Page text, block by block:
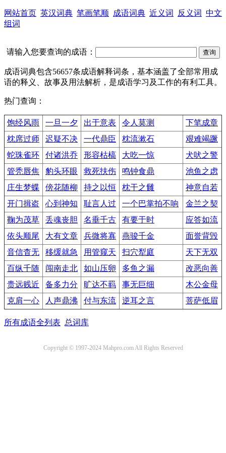
网站首页 英汉词典 笔画笔顺 成语词典 近义词 反义词 中文
组词
请输入您要查询的成语：
成语词典包含56657条成语解释词条，基本涵盖了全部常用成
语的释义、故事及用法解析，是成语学习及工作的有利工具。
热门查询：
饱经风雨 一旦一夕 出于意表 令人莫测
下笔成章
枕席过师
迟疑不决 一代鼎臣 枕流漱石
艰难竭蹶
蛇珠雀环
付诸洪乔 形容枯槁 大吃一惊
犬吠之警
管秃唇焦
豹头环眼 救死扶伤 鸣钟食鼎
池鱼之虑
庄生梦蝶
傍花随柳 持之以恒 枕干之雠
神意自若
开门揖盗
心到神知 耻言人过 一个巴掌拍不响
金兰之契
鞠为茂草
丢魂丧胆 名垂千古 有要于时
应答如流
依头顺尾
大有文章 兵微将寡 燕骏千金
面誉背毁
音信杳无
移缓就急 用管窥天 扫穴犁庭
天下无双
百纵千随
闯南走北 如山压卵 多鱼之漏
改恶向善
贵远贱近
备多力分 旷达不羁 事无巨细
木公金母
克肩一心
人声鼎沸 付与东流 逆耳之言 菩萨低眉
所有成语全列表 总词库
Copyright © 1997-2024 Mahpro.com All Rights Reserved